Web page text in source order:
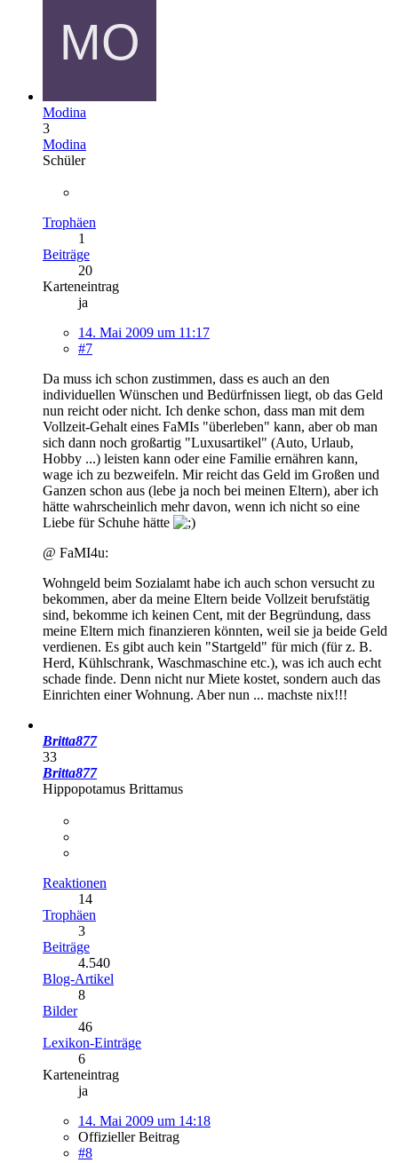
Modina
3
Modina
Schüler
Trophäen
1
Beiträge
20
Karteneintrag
ja
14. Mai 2009 um 11:17
#7
Da muss ich schon zustimmen, dass es auch an den
individuellen Wünschen und Bedürfnissen liegt, ob das Geld
nun reicht oder nicht. Ich denke schon, dass man mit dem
Vollzeit-Gehalt eines FaMIs "überleben" kann, aber ob man
sich dann noch großartig "Luxusartikel" (Auto, Urlaub,
Hobby ...) leisten kann oder eine Familie ernähren kann,
wage ich zu bezweifeln. Mir reicht das Geld im Großen und
Ganzen schon aus (lebe ja noch bei meinen Eltern), aber ich
hätte wahrscheinlich mehr davon, wenn ich nicht so eine
Liebe für Schuhe hätte
@ FaMI4u:
Wohngeld beim Sozialamt habe ich auch schon versucht zu
bekommen, aber da meine Eltern beide Vollzeit berufstätig
sind, bekomme ich keinen Cent, mit der Begründung, dass
meine Eltern mich finanzieren könnten, weil sie ja beide Geld
verdienen. Es gibt auch kein "Startgeld" für mich (für z. B.
Herd, Kühlschrank, Waschmaschine etc.), was ich auch echt
schade finde. Denn nicht nur Miete kostet, sondern auch das
Einrichten einer Wohnung. Aber nun ... machste nix!!!
Britta877
33
Britta877
Hippopotamus Brittamus
Reaktionen
14
Trophäen
3
Beiträge
4.540
Blog-Artikel
8
Bilder
46
Lexikon-Einträge
6
Karteneintrag
ja
14. Mai 2009 um 14:18
Offizieller Beitrag
#8